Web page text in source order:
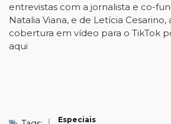
entrevistas com a jornalista e co-
Natalia Viana, e de Letícia
cobertura em vídeo para o TikTok
aqui
Especiais